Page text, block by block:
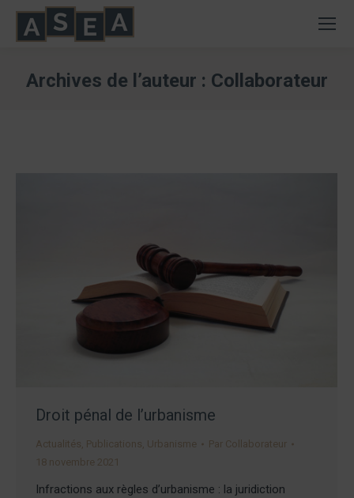
Archives de l’auteur : Collaborateur
Droit pénal de l’urbanisme
Actualités, Publications, Urbanisme Par Collaborateur
18 novembre 2021
Infractions aux règles d’urbanisme : la juridiction